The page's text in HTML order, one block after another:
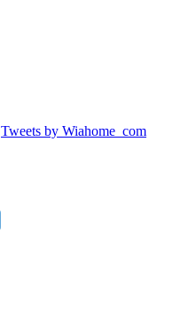
Tweets by Wiahome_com